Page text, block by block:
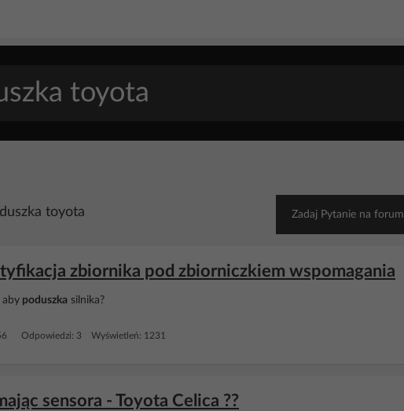
toyota Zadaj Pytanie na forum
zbiornika pod zbiorniczkiem wspomagania
aby poduszka silnika?
Odpowiedzi: 3 Wyświetleń: 1231
sensora - Toyota Celica ??